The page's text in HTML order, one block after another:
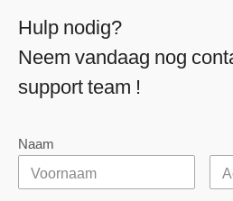
Hulp nodig?
Neem vandaag nog
support team !
Naam